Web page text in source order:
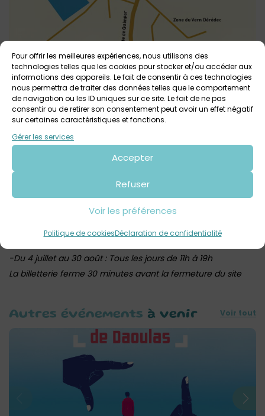
Pour offrir les meilleures expériences, nous utilisons des
technologies telles que les cookies pour stocker et/ou accéder aux
informations des appareils. Le fait de consentir à ces technologies
nous permettra de traiter des données telles que le comportement
de navigation ou les ID uniques sur ce site. Le fait de ne pas
consentir ou de retirer son consentement peut avoir un effet négatif
sur certaines caractéristiques et fonctions.
Gérer les services
Accepter
Refuser
Voir les préférences
Politique de cookiesDéclaration de confidentialité
Horaires 2026 d’ouverture de l’Abbaye de Daoulas :
-Du 27 avril au 3 juillet, du 2 septembre au 16 octobre et du
4 au 29 novembre : Du mercredi au dimanche de 14h à 18h
Fermé les lundis et mardis
-Du 17 octobre au 1er novembre (vacances de la Toussaint)
-Du 4 juillet au 30 août : Tous les jours de 11h à 19h
La billetterie ferme 30 minutes avant la fermeture du site
Autres événements à venir Voir tout